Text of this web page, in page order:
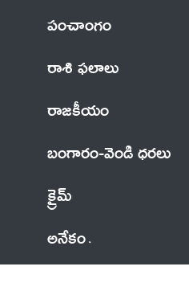
పంచాంగం
రాశి ఫలాలు
రాజకీయం
బంగారం-వెండి ధరలు
క్రైమ్
అనేకం